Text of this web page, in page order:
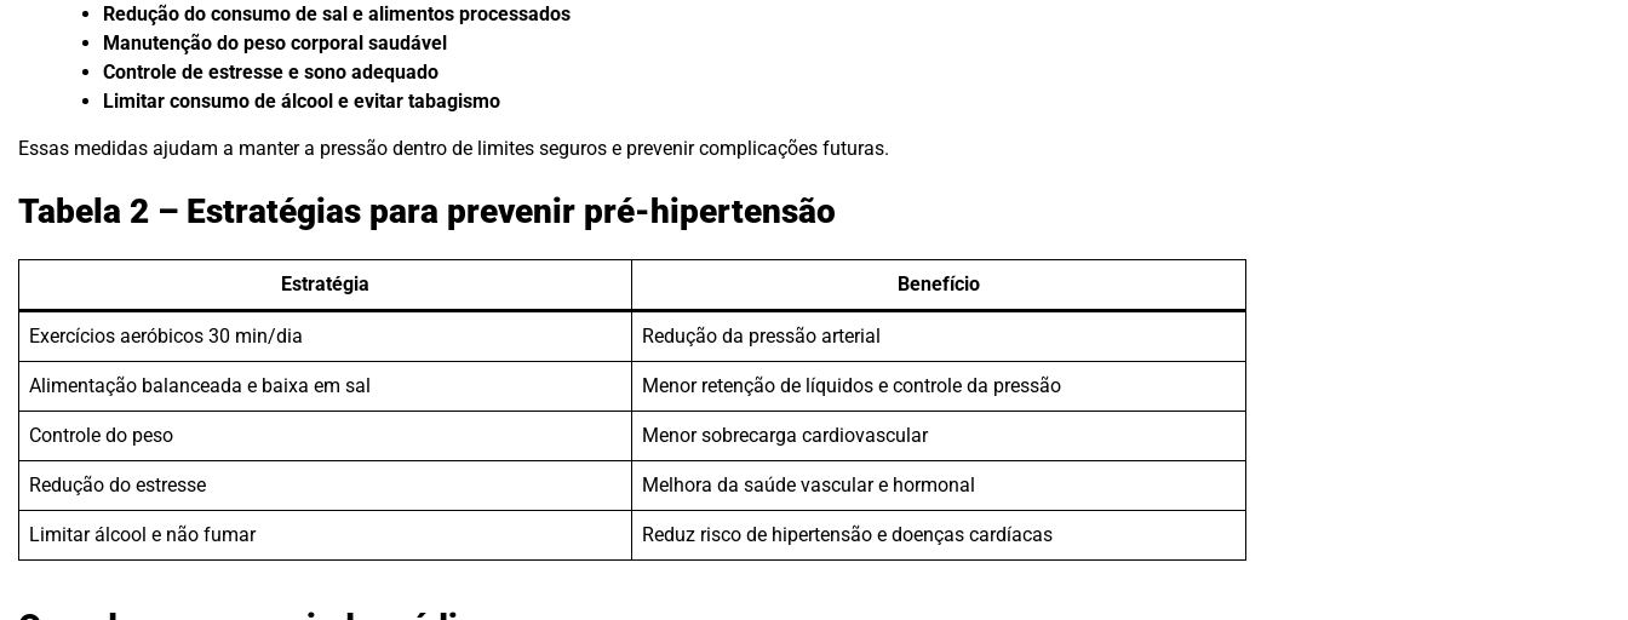
Redução do consumo de sal e alimentos processados
Manutenção do peso corporal saudável
Controle de estresse e sono adequado
Limitar consumo de álcool e evitar tabagismo
Essas medidas ajudam a manter a pressão dentro de limites seguros e prevenir complicações futuras.
Tabela 2 – Estratégias para prevenir pré-hipertensão
Estratégia Benefício
Exercícios aeróbicos 30 min/dia Redução da pressão arterial
Alimentação balanceada e baixa em sal Menor retenção de líquidos e controle da pressão
Controle do peso Menor sobrecarga cardiovascular
Redução do estresse Melhora da saúde vascular e hormonal
Limitar álcool e não fumar Reduz risco de hipertensão e doenças cardíacas